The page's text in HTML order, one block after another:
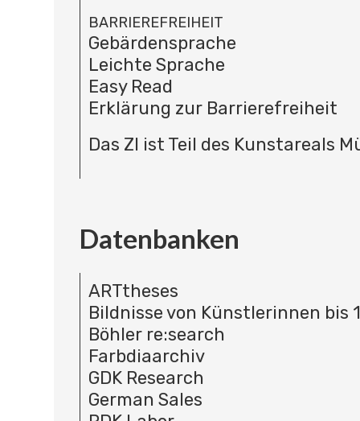
BARRIEREFREIHEIT
Gebärdensprache
Leichte Sprache
Easy Read
Erklärung zur Barrierefreiheit
Das ZI ist Teil des Kunstareals
Datenbanken
ARTtheses
Bildnisse von Künstlerinnen bis
Böhler re:search
Farbdiaarchiv
GDK Research
German Sales